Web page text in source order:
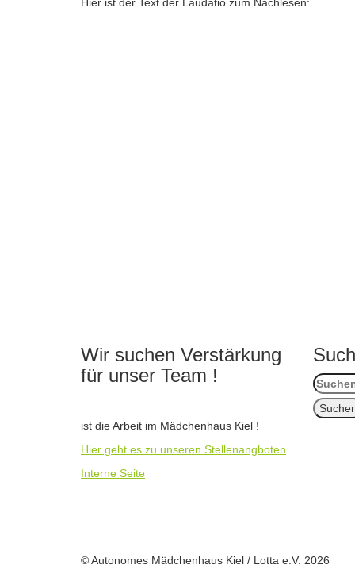
Wir suchen Verstärkung
für unser Team !
ist die Arbeit im Mädchenhaus Kiel !
Hier geht es zu unseren Stellenangboten
Interne Seite
Suchen
nach:
© Autonomes Mädchenhaus Kiel / Lotta e.V. 2026